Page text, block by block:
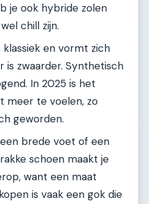
je ook hybride zolen
chill zijn.
klassiek en vormt zich
is zwaarder. Synthetisch
In 2025 is het
meer te voelen, zo
geworden.
brede voet of een
schoen maakt je
want een maat
is vaak een gok die